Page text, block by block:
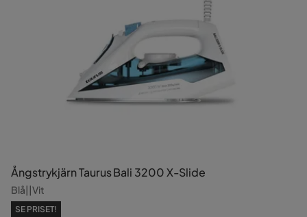
Ångstrykjärn Taurus Bali 3200 X-Slide
Blå||Vit
SE PRISET!